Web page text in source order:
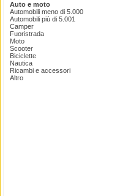
Auto e moto
Automobili meno di 5.000
Automobili più di 5.001
Camper
Fuoristrada
Moto
Scooter
Biciclette
Nautica
Ricambi e accessori
Altro